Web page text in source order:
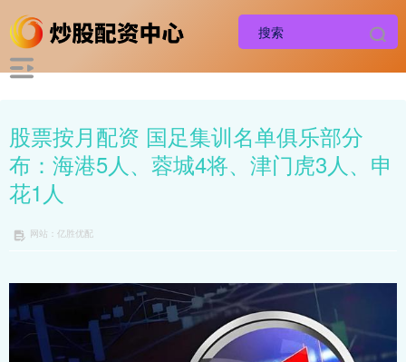
股票按月配资 国足集训名单俱乐部分
布：海港5人、蓉城4将、津门虎3人、申
花1人
网站：亿胜优配